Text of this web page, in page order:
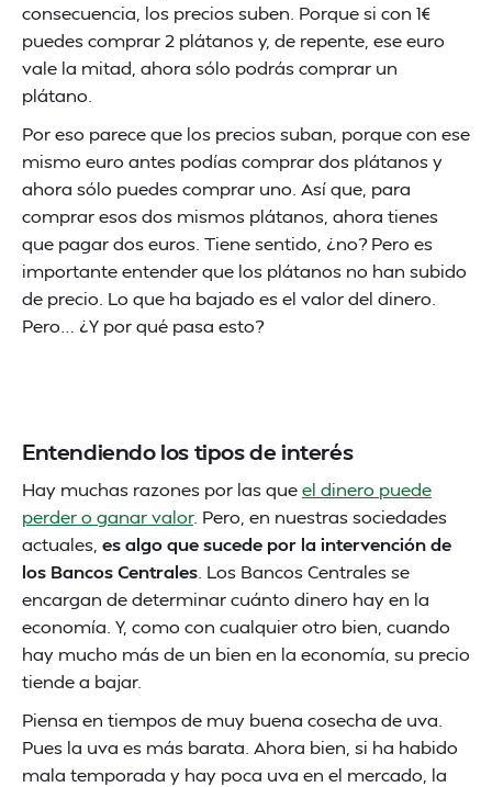
consecuencia, los precios suben. Porque si con 1€
puedes comprar 2 plátanos y, de repente, ese euro
vale la mitad, ahora sólo podrás comprar un
plátano.
Por eso parece que los precios suban, porque con ese
mismo euro antes podías comprar dos plátanos y
ahora sólo puedes comprar uno. Así que, para
comprar esos dos mismos plátanos, ahora tienes
que pagar dos euros. Tiene sentido, ¿no? Pero es
importante entender que los plátanos no han subido
de precio. Lo que ha bajado es el valor del dinero.
Pero… ¿Y por qué pasa esto?
Entendiendo los tipos de interés
Hay muchas razones por las queel dinero puede
perder o ganar valor. Pero, en nuestras sociedades
actuales, es algo que sucede por la intervención de
los Bancos Centrales . Los Bancos Centrales se
encargan de determinar cuánto dinero hay en la
economía. Y, como con cualquier otro bien, cuando
hay mucho más de un bien en la economía, su precio
tiende a bajar.
Piensa en tiempos de muy buena cosecha de uva.
Pues la uva es más barata. Ahora bien, si ha habido
mala temporada y hay poca uva en el mercado, la